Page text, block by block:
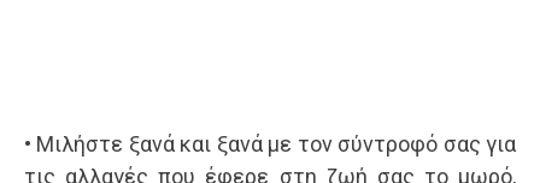
• Μιλήστε ξανά και ξανά με τον σύντροφό σας για
τις αλλαγές που έφερε στη ζωή σας το μωρό,